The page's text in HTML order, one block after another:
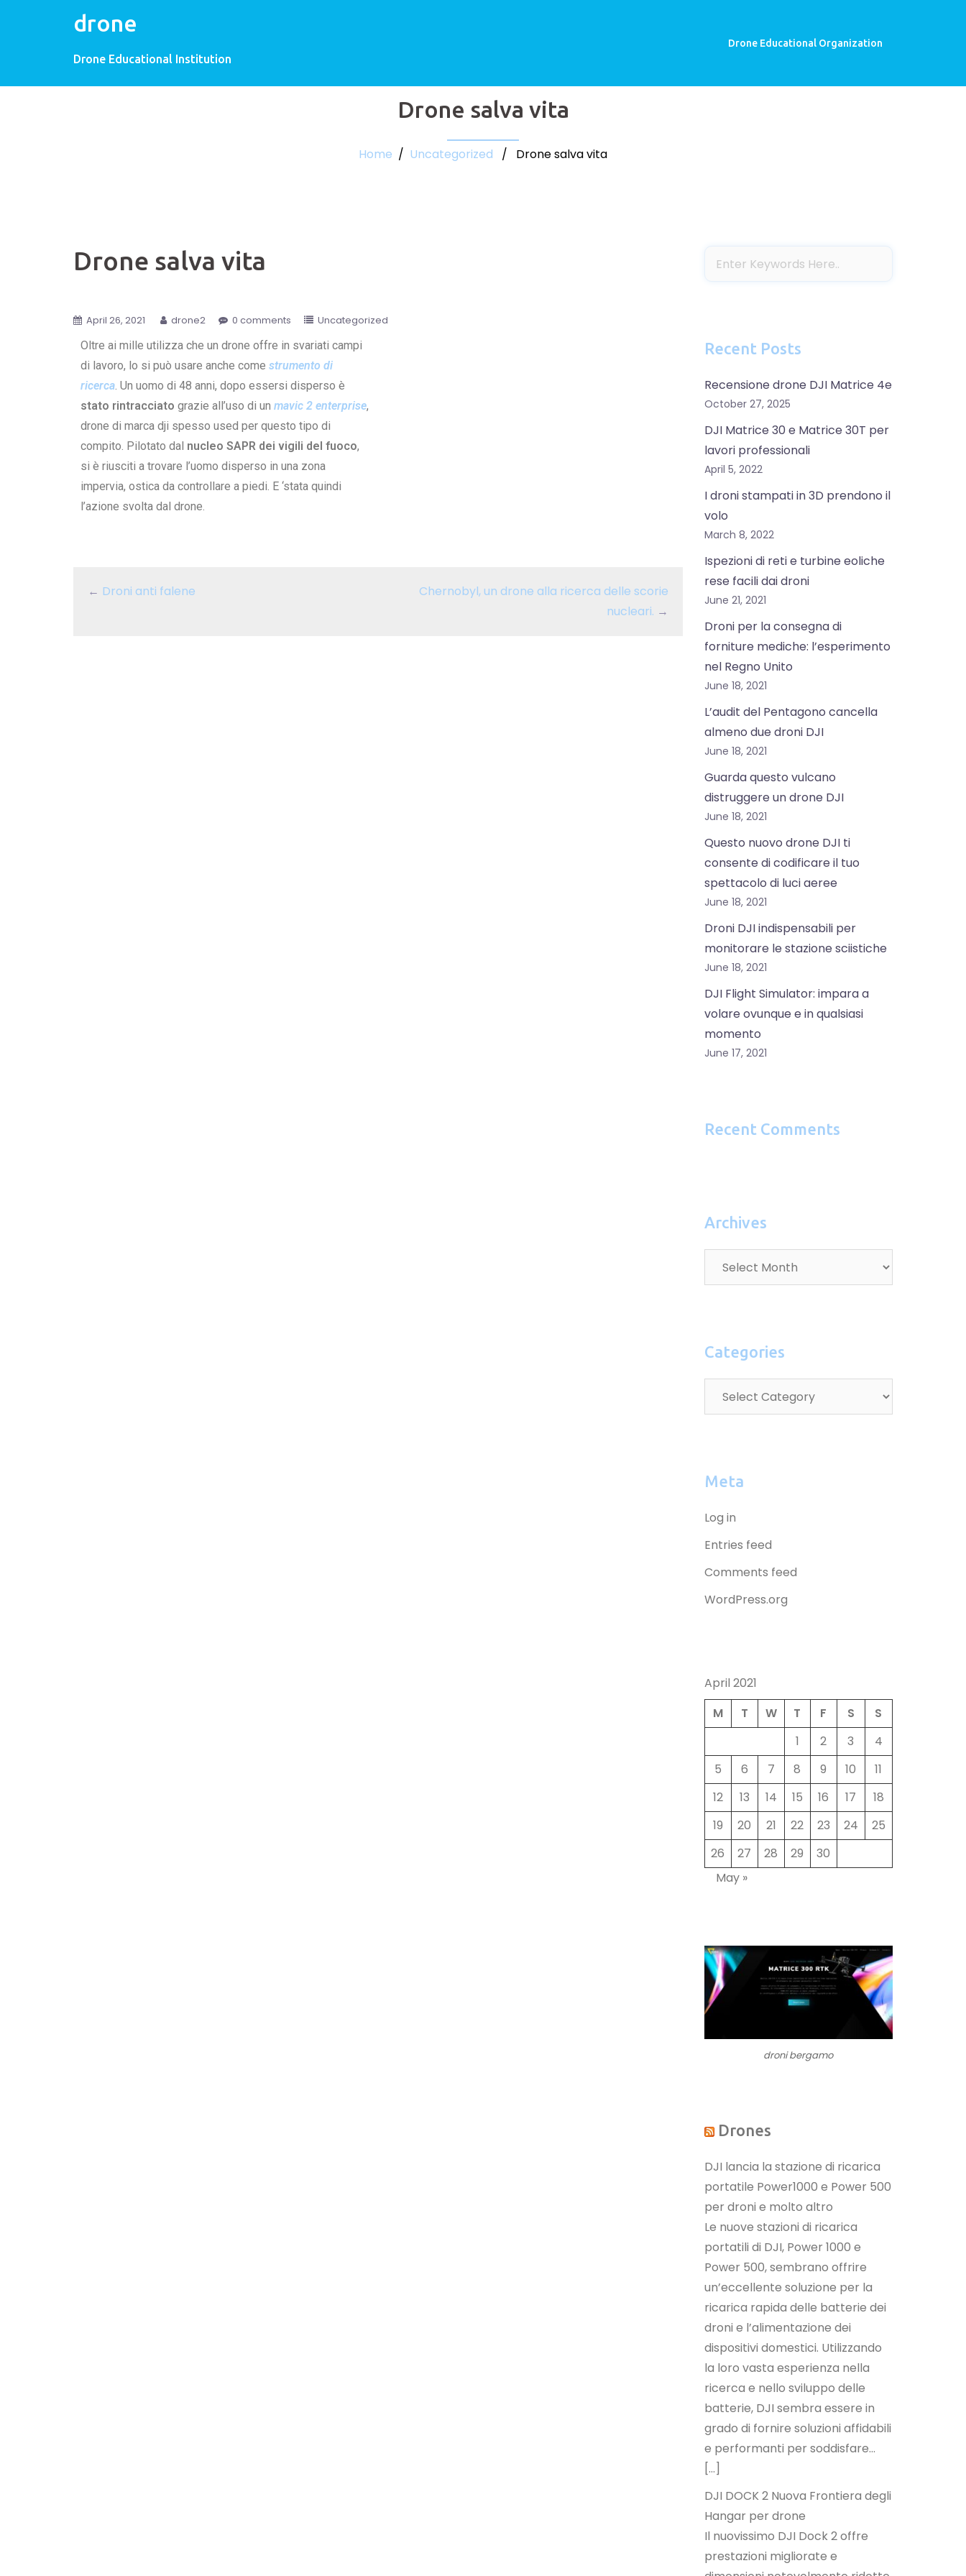
drone
Drone Educational Institution
Drone Educational Organization
Drone salva vita
Home / Uncategorized / Drone salva vita
Drone salva vita
April 26, 2021 drone2 0 comments
Uncategorized
Oltre ai mille utilizza che un drone offre in svariati campi
di lavoro, lo si può usare anche come strumento di
ricerca. Un uomo di 48 anni, dopo essersi disperso è
stato rintracciato grazie all’uso di un mavic 2 enterprise,
drone di marca dji spesso used per questo tipo di
compito. Pilotato dal nucleo SAPR dei vigili del fuoco,
si è riusciti a trovare l’uomo disperso in una zona
impervia, ostica da controllare a piedi. E ‘stata quindi
l’azione svolta dal drone.
← Droni anti falene
Chernobyl, un drone alla ricerca delle scorie
nucleari. →
Recent Posts
Recensione drone DJI Matrice 4e
October 27, 2025
DJI Matrice 30 e Matrice 30T per
lavori professionali
April 5, 2022
I droni stampati in 3D prendono il
volo
March 8, 2022
Ispezioni di reti e turbine eoliche
rese facili dai droni
June 21, 2021
Droni per la consegna di
forniture mediche: l’esperimento
nel Regno Unito
June 18, 2021
L’audit del Pentagono cancella
almeno due droni DJI
June 18, 2021
Guarda questo vulcano
distruggere un drone DJI
June 18, 2021
Questo nuovo drone DJI ti
consente di codificare il tuo
spettacolo di luci aeree
June 18, 2021
Droni DJI indispensabili per
monitorare le stazione sciistiche
June 18, 2021
DJI Flight Simulator: impara a
volare ovunque e in qualsiasi
momento
June 17, 2021
Recent Comments
Archives
Categories
Meta
Log in
Entries feed
Comments feed
WordPress.org
April 2021
M
T W T F S
S
1
2 3
4
5
6 7 8 9 10
11
12
13 14 15 16 17
18
19
20 21 22 23 24
25
26
27 28 29
30
May »
droni bergamo
Drones
DJI lancia la stazione di ricarica
portatile Power1000 e Power 500
per droni e molto altro
Le nuove stazioni di ricarica
portatili di DJI, Power 1000 e
Power 500, sembrano offrire
un’eccellente soluzione per la
ricarica rapida delle batterie dei
droni e l’alimentazione dei
dispositivi domestici. Utilizzando
la loro vasta esperienza nella
ricerca e nello sviluppo delle
batterie, DJI sembra essere in
grado di fornire soluzioni affidabili
e performanti per soddisfare…
[…]
DJI DOCK 2 Nuova Frontiera degli
Hangar per drone
Il nuovissimo DJI Dock 2 offre
prestazioni migliorate e